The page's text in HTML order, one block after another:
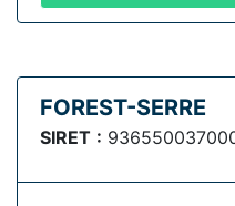
FOREST-SERRE
SIRET :